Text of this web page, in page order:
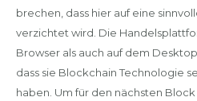
brechen, dass hier auf eine
verzichtet wird. Die
Browser als auch auf dem
dass sie Blockchain Technologie
haben. Um für den nächsten